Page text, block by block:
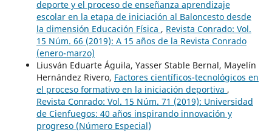
deporte y el proceso de enseñanza aprendizaje
escolar en la etapa de iniciación al Baloncesto desde
la dimensión Educación Física , Revista Conrado: Vol.
15 Núm. 66 (2019): A 15 años de la Revista Conrado
(enero-marzo)
Liusván Eduarte Águila, Yasser Stable Bernal, Mayelín
Hernández Rivero, Factores científicos-tecnológicos en
el proceso formativo en la iniciación deportiva ,
Revista Conrado: Vol. 15 Núm. 71 (2019): Universidad
de Cienfuegos: 40 años inspirando innovación y
progreso (Número Especial)